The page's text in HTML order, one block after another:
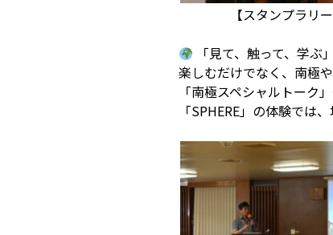
【スタンプラリー
「見て、触って、学ぶ
楽しむだけでなく、南極
「南極スペシャルトーク
「SPHERE」の体験では